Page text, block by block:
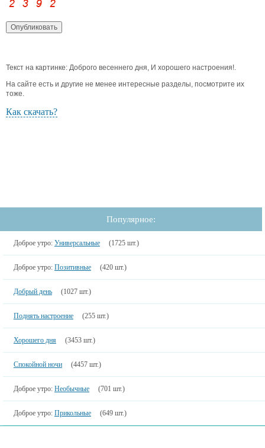
Текст на картинке: Доброго весеннего дня, И хорошего настроения!.
На сайте есть и другие не менее интересные разделы, посмотрите их
тоже.
Как скачать?
Популярное:
Доброе утро: Универсальные (1725 шт.)
Доброе утро: Позитивные (420 шт.)
Добрый день (1027 шт.)
Поднять настроение (255 шт.)
Хорошего дня (3453 шт.)
Спокойной ночи (4457 шт.)
Доброе утро: Необычные (701 шт.)
Доброе утро: Прикольные (649 шт.)